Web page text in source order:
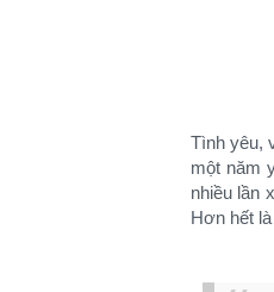
Tình yêu,
một năm
nhiều lần
Hơn hết